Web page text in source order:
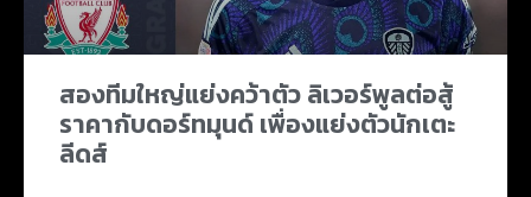
สองทีมใหญ่แย่งคว้าตัว ลิเวอร์พูลต่อสู้
ราคากับดอร์ทมุนด์ เพื่องแย่งตัวนักเตะ
ลีดส์